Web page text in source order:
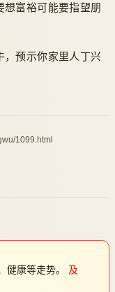
富裕可能要指望朋
预示你家里人丁兴
1099.html
健康等走势。 及